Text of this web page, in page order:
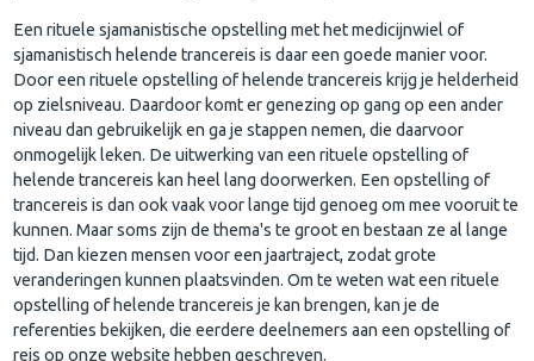
Een rituele sjamanistische opstelling met het medicijnwiel of
sjamanistisch helende trancereis is daar een goede manier voor.
Door een rituele opstelling of helende trancereis krijg je helderheid
op zielsniveau. Daardoor komt er genezing op gang op een ander
niveau dan gebruikelijk en ga je stappen nemen, die daarvoor
onmogelijk leken. De uitwerking van een rituele opstelling of
helende trancereis kan heel lang doorwerken. Een opstelling of
trancereis is dan ook vaak voor lange tijd genoeg om mee vooruit te
kunnen. Maar soms zijn de thema's te groot en bestaan ze al lange
tijd. Dan kiezen mensen voor een jaartraject, zodat grote
veranderingen kunnen plaatsvinden. Om te weten wat een rituele
opstelling of helende trancereis je kan brengen, kan je de
referenties bekijken, die eerdere deelnemers aan een opstelling of
reis op onze website hebben geschreven.